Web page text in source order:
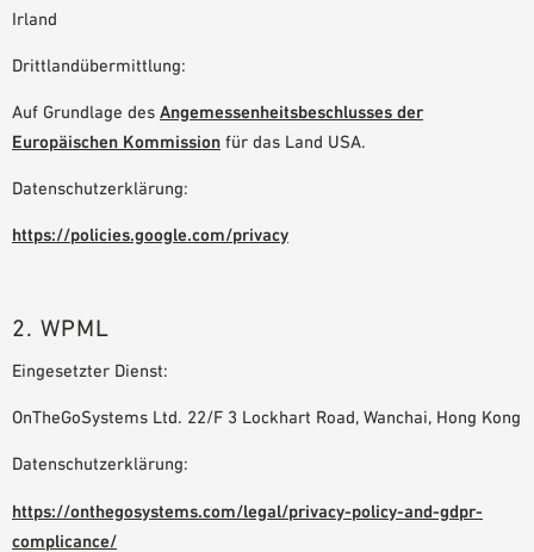
Irland
Drittlandübermittlung:
Auf Grundlage des Angemessenheitsbeschlusses der
Europäischen Kommission für das Land USA.
Datenschutzerklärung:
https://policies.google.com/privacy
2. WPML
Eingesetzter Dienst:
OnTheGoSystems Ltd. 22/F 3 Lockhart Road, Wanchai, Hong Kong
Datenschutzerklärung:
https://onthegosystems.com/legal/privacy-policy-and-gdpr-
complicance/